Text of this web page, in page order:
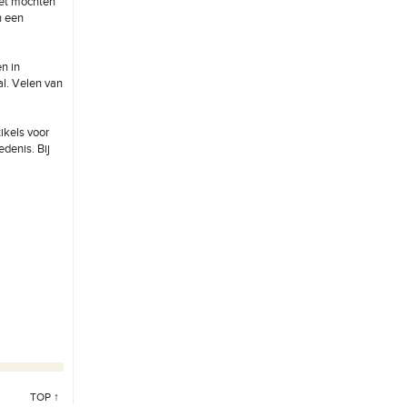
een
in
Velen van
voor
Bij
TOP ↑